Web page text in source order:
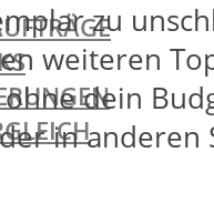
zu
weiteren
dein
in anderen